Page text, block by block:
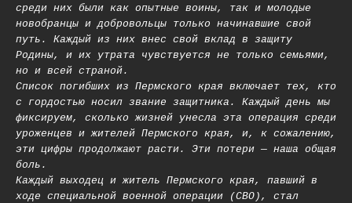
среди них были как опытные воины, так и молодые
новобранцы и добровольцы только начинавшие свой
путь. Каждый из них внес свой вклад в защиту
Родины, и их утрата чувствуется не только семьями,
но и всей страной.
Список погибших из Пермского края включает тех, кто
с гордостью носил звание защитника. Каждый день мы
фиксируем, сколько жизней унесла эта операция среди
уроженцев и жителей Пермского края, и, к сожалению,
эти цифры продолжают расти. Эти потери — наша общая
боль.
Каждый выходец и житель Пермского края, павший в
ходе специальной военной операции (СВО), стал